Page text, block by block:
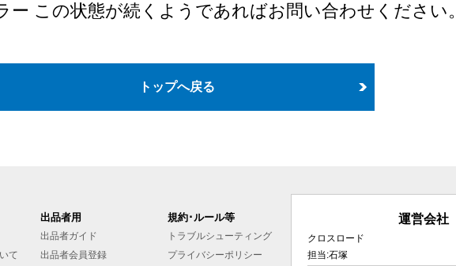
ー この状態が続くようであればお問い合わせください。
トップへ戻る
て
出品者用
出品者ガイド
出品者会員登録
規約･ルール等
トラブルシューティング
プライバシーポリシー
運営会社
クロスロード
担当:石塚